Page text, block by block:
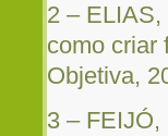
2 –
como criar
Objetiva,
3 – FEIJÓ,